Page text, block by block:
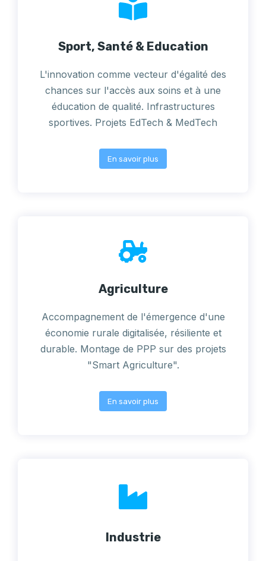
Sport, Santé & Education
L'innovation comme vecteur d'égalité des
chances sur l'accès aux soins et à une
éducation de qualité. Infrastructures
sportives. Projets EdTech & MedTech
En savoir plus
Agriculture
Accompagnement de l'émergence d'une
économie rurale digitalisée, résiliente et
durable. Montage de PPP sur des projets
"Smart Agriculture".
En savoir plus
Industrie